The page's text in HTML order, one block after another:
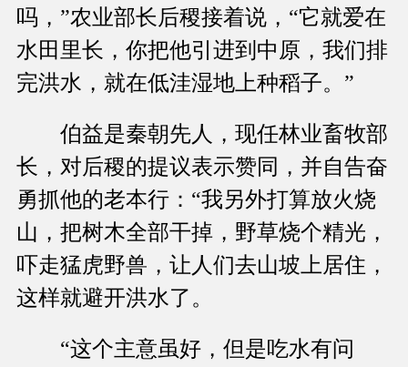
吗，”农业部长后稷接着说，“它就爱在
水田里长，你把他引进到中原，我们排
完洪水，就在低洼湿地上种稻子。”
伯益是秦朝先人，现任林业畜牧部
长，对后稷的提议表示赞同，并自告奋
勇抓他的老本行：“我另外打算放火烧
山，把树木全部干掉，野草烧个精光，
吓走猛虎野兽，让人们去山坡上居住，
这样就避开洪水了。
“这个主意虽好，但是吃水有问